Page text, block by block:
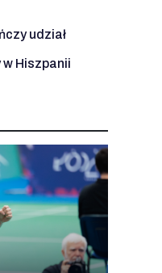
udział
Hiszpanii